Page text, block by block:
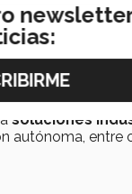
colaborativos,
de
soluciones
autónoma, entre